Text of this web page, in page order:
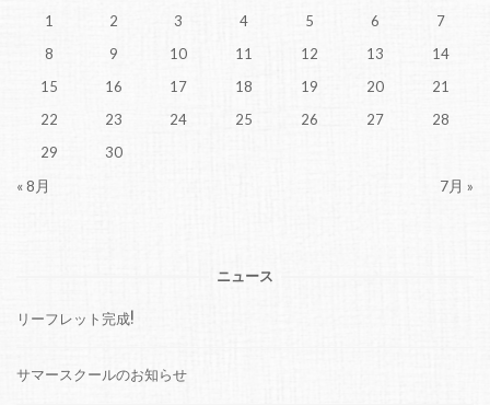
« 8月 7月 »
1 2 3 4 5 6
7
8
9 10 11 12 13
14
15
16 17 18 19 20
21
22
23 24 25 26 27
28
29
30
ニュース
リーフレット完成!
サマースクールのお知らせ